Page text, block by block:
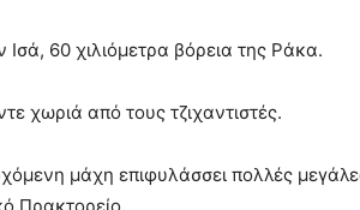
Ισά, 60 χιλιόμετρα βόρεια της Ράκα.
χωριά από τους τζιχαντιστές.
μάχη επιφυλάσσει πολλές